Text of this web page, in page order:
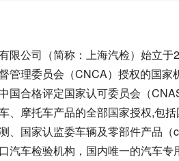
限公司（简称：上海汽检）始立
管理委员会（CNCA）授权的国
国合格评定国家认可委员会（
、摩托车产品的全部国家授权,包
、国家认监委车辆及零部件产品
汽车检验机构，国内唯一的汽车